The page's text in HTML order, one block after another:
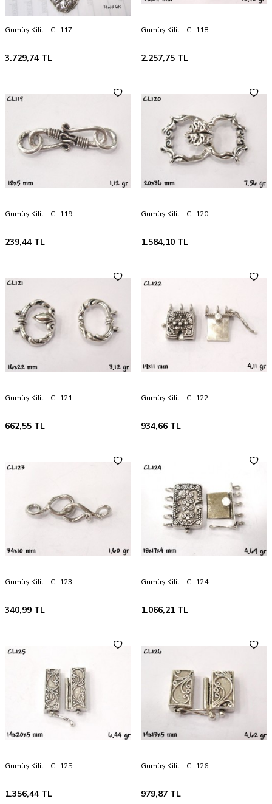
Gümüş Kilit - CL117
3.729,74 TL
Gümüş Kilit - CL118
2.257,75 TL
Gümüş Kilit - CL119
239,44 TL
Gümüş Kilit - CL120
1.584,10 TL
Gümüş Kilit - CL121
662,55 TL
Gümüş Kilit - CL122
934,66 TL
Gümüş Kilit - CL123
340,99 TL
Gümüş Kilit - CL124
1.066,21 TL
Gümüş Kilit - CL125
1.356,44 TL
Gümüş Kilit - CL126
979,87 TL